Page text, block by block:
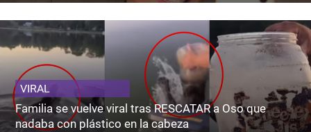
VIRAL
Familia se vuelve viral tras RESCATAR a Oso que
nadaba con plástico en la cabeza